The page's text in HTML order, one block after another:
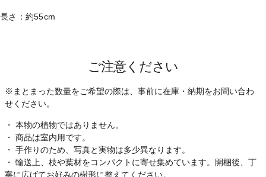
長さ：約55cm